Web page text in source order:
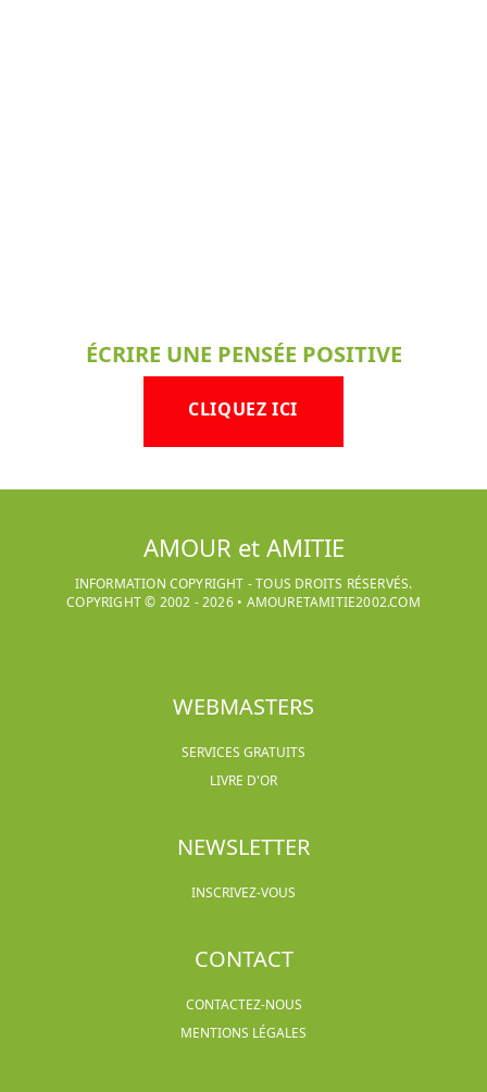
ÉCRIRE UNE PENSÉE POSITIVE
CLIQUEZ ICI
AMOUR et AMITIE
INFORMATION COPYRIGHT - TOUS DROITS RÉSERVÉS.
COPYRIGHT © 2002 -2026• AMOURETAMITIE2002.COM
WEBMASTERS
SERVICES GRATUITS
LIVRE D'OR
NEWSLETTER
INSCRIVEZ-VOUS
CONTACT
CONTACTEZ-NOUS
MENTIONS LÉGALES